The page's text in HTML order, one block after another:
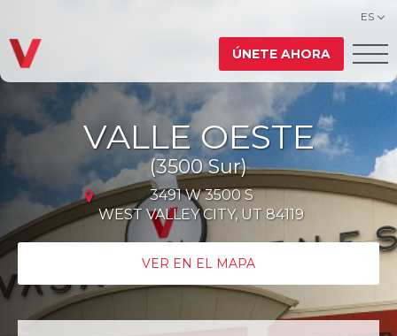
ES
ÚNETE AHORA
VALLE OESTE
(3500 Sur)
3491 W 3500 S
WEST VALLEY CITY, UT 84119
VER EN EL MAPA